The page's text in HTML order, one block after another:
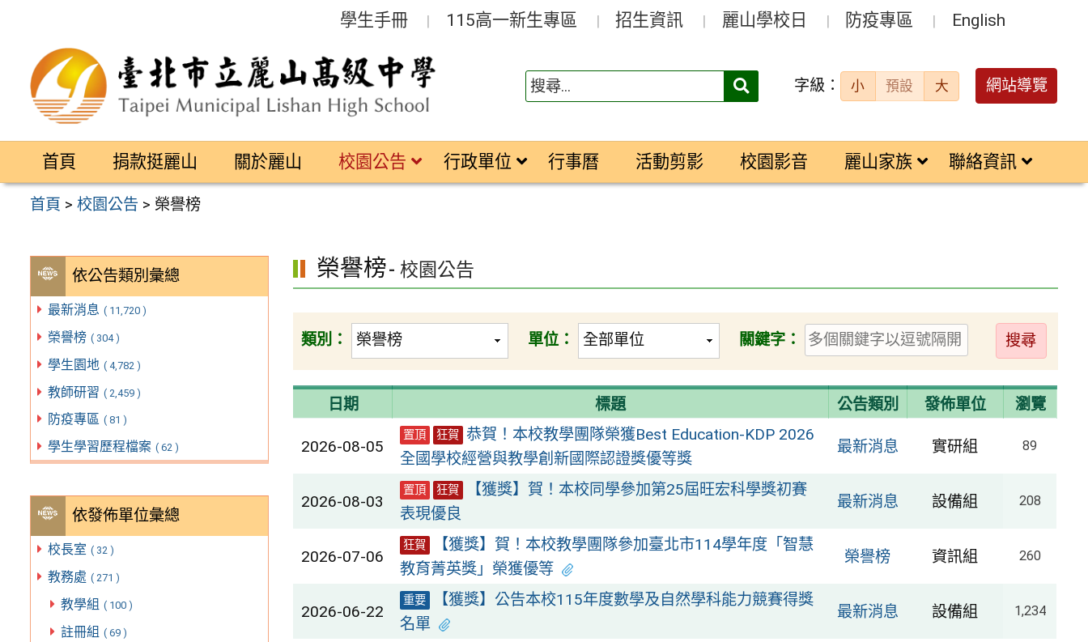
區
學生手冊 115高一新生專區 招生資訊 麗山學校日 防疫專區 English
搜
字級： 小 預設 大 網站導覽
首頁 捐款挺麗山 關於麗山 校園公告 行政單位 行事曆 活動剪影 校園影音 麗山家族 聯絡資訊
首頁 >校園公告 > 榮譽榜
依公告類別彙總
最新消息 ( 11,720 )
榮譽榜 ( 304 )
學生園地 ( 4,782 )
教師研習 ( 2,459 )
防疫專區 ( 81 )
學生學習歷程檔案 ( 62 )
依發佈單位彙總
校長室 ( 32 )
教務處 ( 271 )
教學組 ( 100 )
註冊組 ( 69 )
榮譽榜- 校園公告
類別： 單位： 關鍵字：
送
出
日期 標題 公告類別 發佈單位 瀏覽
2026-08-05
置頂 狂賀 恭賀！本校教學團隊榮獲Best Education-KDP 2026
全國學校經營與教學創新國際認證獎優等獎
最新消息 實研組 89
2026-08-03
置頂 狂賀
【獲獎】賀！本校同學參加第25屆旺宏科學獎初賽
表現優良
最新消息 設備組 208
2026-07-06
狂賀
【獲獎】賀！本校教學團隊參加臺北市114學年度「智慧
教育菁英獎」榮獲優等
榮譽榜 資訊組 260
2026-06-22
重要
【獲獎】公告本校115年度數學及自然學科能力競賽得獎
名單
最新消息 設備組 1,234